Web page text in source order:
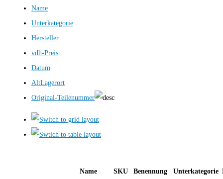
Name
Unterkategorie
Hersteller
vdh-Preis
Datum
AltLagerort
Original-Teilenummer
Name SKU Benennung Unterkategorie